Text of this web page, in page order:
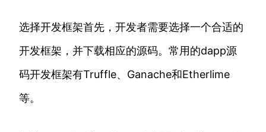
选择开发框架首先，开发者需要选择一个合适的
开发框架，并下载相应的源码。常用的dapp源
码开发框架有Truffle、Ganache和Etherlime
等。